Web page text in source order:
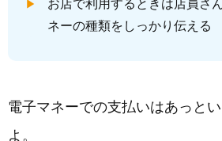
お店で利用するときは店員さ
ネーの種類をしっかり伝える
電子マネーでの支払いはあっと
よ。